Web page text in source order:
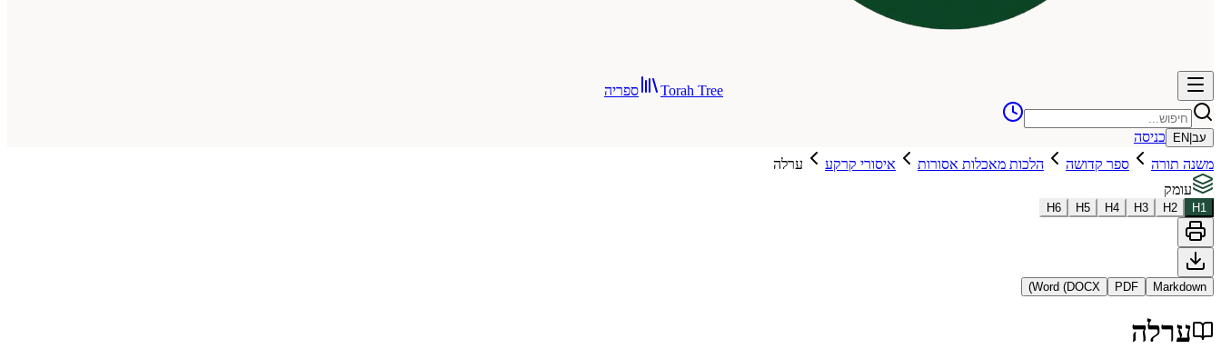
Torah Tree ספריה
עב EN
כניסה
משנה תורה
ספר קדושה הלכות מאכלות אסורות איסורי קרקע
ערלה
עומק
H1
H2
H3
H4
H5
H6
Markdown
PDF
Word (DOCX)
ערלה